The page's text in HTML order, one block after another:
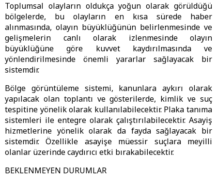
Toplumsal olayların oldukça yoğun olarak görüldüğü
bölgelerde, bu olayların en kısa sürede haber
alınmasında, olayın büyüklüğünün belirlenmesinde ve
gelişmelerin canlı olarak izlenmesinde olayın
büyüklüğüne göre kuvvet kaydırılmasında ve
yönlendirilmesinde önemli yararlar sağlayacak bir
sistemdir.
Bölge görüntüleme sistemi, kanunlara aykırı olarak
yapılacak olan toplantı ve gösterilerde, kimlik ve suç
tespitine yönelik olarak kullanılabilecektir. Plaka tanıma
sistemleri ile entegre olarak çalıştırılabilecektir. Asayiş
hizmetlerine yönelik olarak da fayda sağlayacak bir
sistemdir. Özellikle asayişe müessir suçlara meyilli
olanlar üzerinde caydırıcı etki bırakabilecektir.
BEKLENMEYEN DURUMLAR